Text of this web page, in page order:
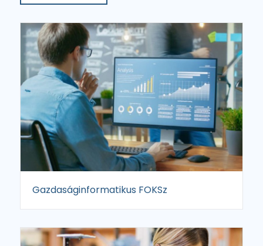
Gazdaságinformatikus FOKSz